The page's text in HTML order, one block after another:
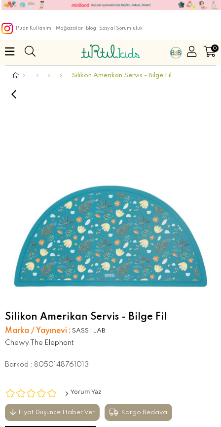
Puan Kullanımı Mağazalar Blog Sosyal Sorumluluk
0
Silikon Amerikan Servis - Bilge Fil
Silikon Amerikan Servis - Bilge Fil
Marka / Yayınevi : SASSI LAB
Chewy The Elephant
Barkod : 8050148761013
Yorum Yaz
Fiyat Düşünce Haber Ver Kargo Bedava